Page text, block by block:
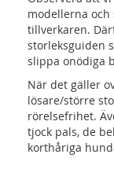
modellerna
tillverkaren.
storleksguiden
slippa onödiga
När det gäller
lösare/större
rörelsefrihet.
tjock pals, de
korthåriga